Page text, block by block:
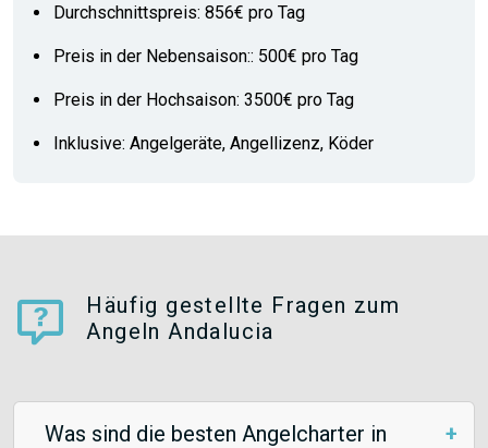
Durchschnittspreis: 856€ pro Tag
Preis in der Nebensaison:: 500€ pro Tag
Preis in der Hochsaison: 3500€ pro Tag
Inklusive: Angelgeräte, Angellizenz, Köder
Häufig gestellte Fragen zum
Angeln Andalucia
Was sind die besten Angelcharter in